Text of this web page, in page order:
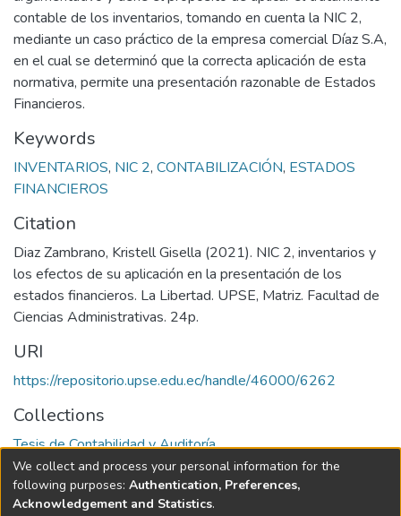
contable de los inventarios, tomando en cuenta la NIC 2,
mediante un caso práctico de la empresa comercial Díaz S.A,
en el cual se determinó que la correcta aplicación de esta
normativa, permite una presentación razonable de Estados
Financieros.
Keywords
INVENTARIOS, NIC 2, CONTABILIZACIÓN, ESTADOS
FINANCIEROS
Citation
Diaz Zambrano, Kristell Gisella (2021). NIC 2, inventarios y
los efectos de su aplicación en la presentación de los
estados financieros. La Libertad. UPSE, Matriz. Facultad de
Ciencias Administrativas. 24p.
URI
https://repositorio.upse.edu.ec/handle/46000/6262
Collections
Tesis de Contabilidad y Auditoría
Full item page
We collect and process your personal information for the
following purposes: Authentication, Preferences,
Acknowledgement and Statistics.